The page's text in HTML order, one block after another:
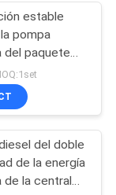
del
que
18
estable
pompa
del paquete
Mpa HS36
del doble
de la energía
de la central